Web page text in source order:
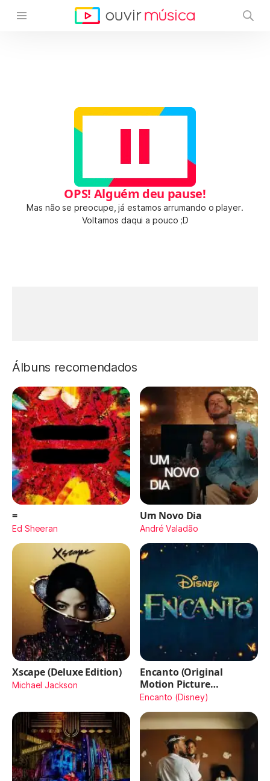
OPS! Alguém deu pause!
Mas não se preocupe, já estamos arrumando o player.
Voltamos daqui a pouco ;D
Álbuns recomendados
=
Ed Sheeran
Um Novo Dia
André Valadão
Xscape (Deluxe Edition)
Michael Jackson
Encanto (Original
Motion Picture
Soundtrack)
Encanto (Disney)